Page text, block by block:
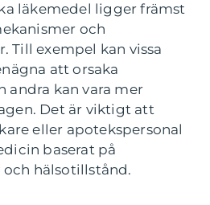
läkemedel ligger främst
och
Till exempel kan vissa
att orsaka
andra kan vara mer
Det är viktigt att
eller apotekspersonal
baserat på
hälsotillstånd.